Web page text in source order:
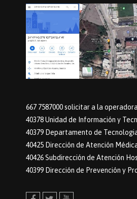
667 7587000 solicitar a la
40378 Unidad de Información y
40379 Departamento de
40425 Dirección de Atención
40426 Subdirección de Atención
40399 Dirección de Prevención y